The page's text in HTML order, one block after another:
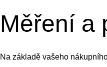
Měření a
Na základě vašeho